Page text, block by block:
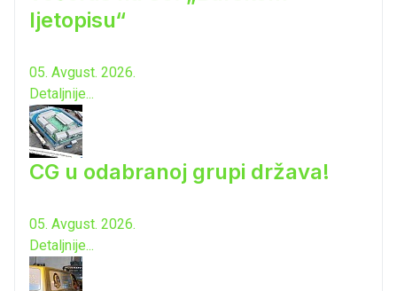
ljetopisu“
05. Avgust. 2026.
Detaljnije...
CG u odabranoj grupi država!
05. Avgust. 2026.
Detaljnije...